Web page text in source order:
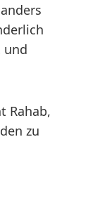
und
Rahab,
zu